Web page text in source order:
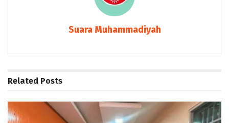
Suara Muhammadiyah
Related Posts